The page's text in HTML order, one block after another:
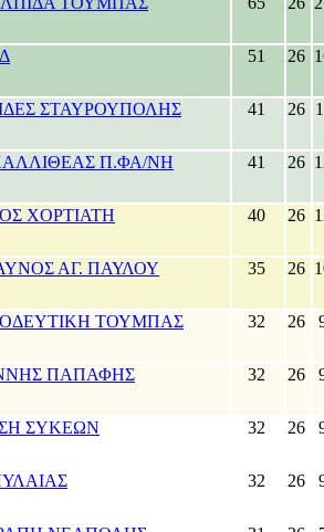
51 26
ΣΤΑΥΡΟΥΠΟΛΗΣ 41 26
Π.ΦΑ/ΝΗ 41 26
ΧΟΡΤΙΑΤΗ 40 26
ΑΓ. ΠΑΥΛΟΥ 35 26
ΤΟΥΜΠΑΣ 32 26
ΠΑΠΑΦΗΣ 32 26
ΣΥΚΕΩΝ 32 26
32 26